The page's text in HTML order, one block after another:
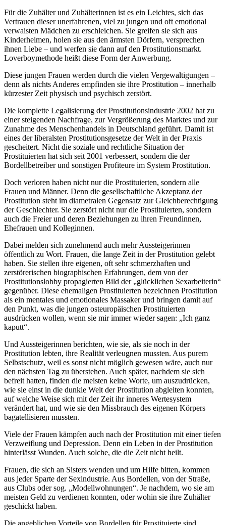
Für die Zuhälter und Zuhälterinnen ist es ein Leichtes, sich das
Vertrauen dieser unerfahrenen, viel zu jungen und oft emotional
verwaisten Mädchen zu erschleichen. Sie greifen sie sich aus
Kinderheimen, holen sie aus den ärmsten Dörfern, versprechen
ihnen Liebe – und werfen sie dann auf den Prostitutionsmarkt.
Loverboymethode heißt diese Form der Anwerbung.
Diese jungen Frauen werden durch die vielen Vergewaltigungen –
denn als nichts Anderes empfinden sie ihre Prostitution – innerhalb
kürzester Zeit physisch und psychisch zerstört.
Die komplette Legalisierung der Prostitutionsindustrie 2002 hat zu
einer steigenden Nachfrage, zur Vergrößerung des Marktes und zur
Zunahme des Menschenhandels in Deutschland geführt. Damit ist
eines der liberalsten Prostitutionsgesetze der Welt in der Praxis
gescheitert. Nicht die soziale und rechtliche Situation der
Prostituierten hat sich seit 2001 verbessert, sondern die der
Bordellbetreiber und sonstigen Profiteure im System Prostitution.
Doch verloren haben nicht nur die Prostituierten, sondern alle
Frauen und Männer. Denn die gesellschaftliche Akzeptanz der
Prostitution steht im diametralen Gegensatz zur Gleichberechtigung
der Geschlechter. Sie zerstört nicht nur die Prostituierten, sondern
auch die Freier und deren Beziehungen zu ihren Freundinnen,
Ehefrauen und Kolleginnen.
Dabei melden sich zunehmend auch mehr Aussteigerinnen
öffentlich zu Wort. Frauen, die lange Zeit in der Prostitution gelebt
haben. Sie stellen ihre eigenen, oft sehr schmerzhaften und
zerstörerischen biographischen Erfahrungen, dem von der
Prostitutionslobby propagierten Bild der „glücklichen Sexarbeiterin“
gegenüber. Diese ehemaligen Prostituierten bezeichnen Prostitution
als ein mentales und emotionales Massaker und bringen damit auf
den Punkt, was die jungen osteuropäischen Prostituierten
ausdrücken wollen, wenn sie mir immer wieder sagen: „Ich ganz
kaputt“.
Und Aussteigerinnen berichten, wie sie, als sie noch in der
Prostitution lebten, ihre Realität verleugnen mussten. Aus purem
Selbstschutz, weil es sonst nicht möglich gewesen wäre, auch nur
den nächsten Tag zu überstehen. Auch später, nachdem sie sich
befreit hatten, finden die meisten keine Worte, um auszudrücken,
wie sie einst in die dunkle Welt der Prostitution abgleiten konnten,
auf welche Weise sich mit der Zeit ihr inneres Wertesystem
verändert hat, und wie sie den Missbrauch des eigenen Körpers
bagatellisieren mussten.
Viele der Frauen kämpfen auch nach der Prostitution mit einer tiefen
Verzweiflung und Depression. Denn ein Leben in der Prostitution
hinterlässt Wunden. Auch solche, die die Zeit nicht heilt.
Frauen, die sich an Sisters wenden und um Hilfe bitten, kommen
aus jeder Sparte der Sexindustrie. Aus Bordellen, von der Straße,
aus Clubs oder sog. „Modellwohnungen“. Je nachdem, wo sie am
meisten Geld zu verdienen konnten, oder wohin sie ihre Zuhälter
geschickt haben.
Die angeblichen Vorteile von Bordellen für Prostituierte sind